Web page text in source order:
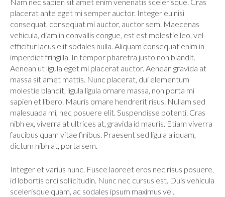
placerat ante eget mi semper auctor. Integer eu nisi
consequat, consequat mi auctor, auctor sem. Maecenas
vehicula, diam in convallis congue, est est molestie leo, vel
efficitur lacus elit sodales nulla. Aliquam consequat enim in
imperdiet fringilla. In tempor pharetra justo non blandit.
Aenean ut ligula eget mi placerat auctor. Aenean gravida at
massa sit amet mattis. Nunc placerat, dui elementum
molestie blandit, ligula ligula ornare massa, non porta mi
sapien et libero. Mauris ornare hendrerit risus. Nullam sed
malesuada mi, nec posuere elit. Suspendisse potenti. Cras
nibh ex, viverra at ultrices at, gravida id mauris. Etiam viverra
faucibus quam vitae finibus. Praesent sed ligula aliquam,
dictum nibh at, porta sem.
Integer et varius nunc. Fusce laoreet eros nec risus posuere,
id lobortis orci sollicitudin. Nunc nec cursus est. Duis vehicula
scelerisque quam, ac sodales ipsum maximus vel.